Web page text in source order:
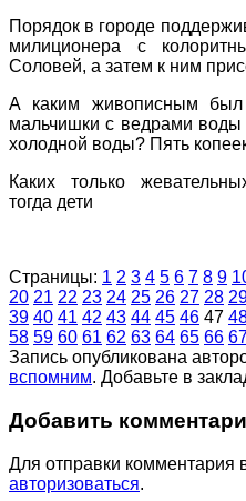
Порядок в городе
милиционера с
Соловей, а затем к ним
А каким живописным был
мальчишки с ведрами
холодной воды? Пять
Каких только
тогда дети
Страницы: 1 2 3 4 5 6 7 8 9
20 21 22 23 24 25 26 27 28
39 40 41 42 43 44 45 46 47
58 59 60 61 62 63 64 65 66
Запись опубликована
вспомним. Добавьте в
Добавить
Для отправки комментария
авторизоваться.